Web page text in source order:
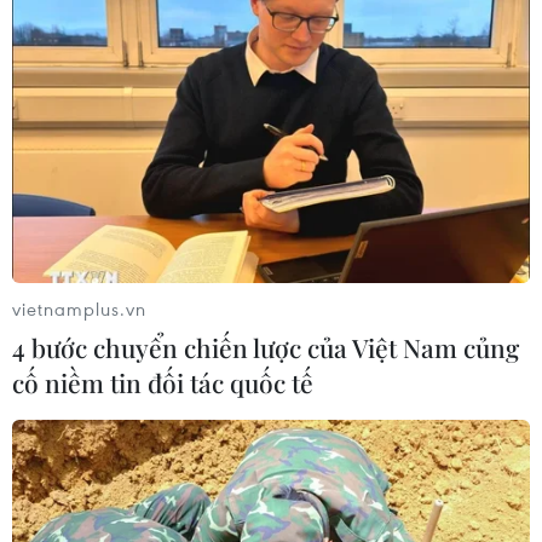
Việt Nam-Thái Lan nhất trí thúc đẩy
triển khai thực chất Chiến lược "Ba
kết nối"
Thủ tướng Lê Minh Hưng tiếp Đại sứ
Malaysia đến chào từ biệt kết thúc
nhiệm kỳ
06/08/2026 13:23
Xem thêm
vietnamplus.vn
4 bước chuyển chiến lược của Việt Nam củng
cố niềm tin đối tác quốc tế